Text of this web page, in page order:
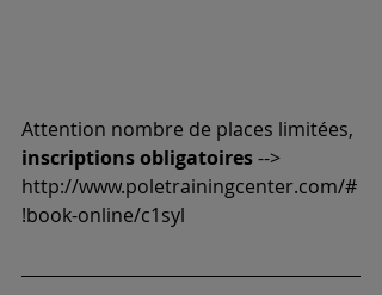
Attention nombre de places limitées,
inscriptions obligatoires -->
http://www.poletrainingcenter.com/#
!book-online/c1syl